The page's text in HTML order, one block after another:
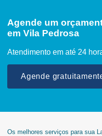
Agende um
em Vila Pedrosa
Atendimento em até 24
Agende
Os melhores serviços para sua